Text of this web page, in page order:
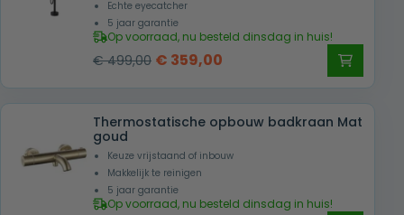
Echte eyecatcher
5 jaar garantie
Op voorraad, nu besteld dinsdag in huis!
€499,00 Oorspronkelijke
was:
€ 499,00.
€ 359,00
is:
€ 359,00.
Thermostatische opbouw badkraan Mat
goud
Keuze vrijstaand of inbouw
Makkelijk te reinigen
5 jaar garantie
Op voorraad, nu besteld dinsdag in huis!